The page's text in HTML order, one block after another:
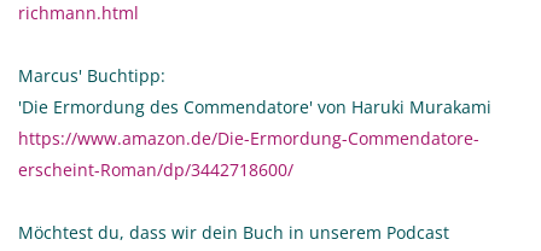
richmann.html
Marcus' Buchtipp:
'Die Ermordung des Commendatore' von Haruki Murakami
https://www.amazon.de/Die-Ermordung-Commendatore-
erscheint-Roman/dp/3442718600/
Möchtest du, dass wir dein Buch in unserem Podcast